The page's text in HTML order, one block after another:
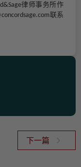
律师事务所作
联系
下一篇